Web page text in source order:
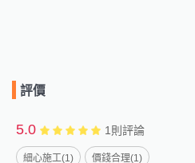
評價
5.0 1 則評論
細心施工(1) 價錢合理(1)